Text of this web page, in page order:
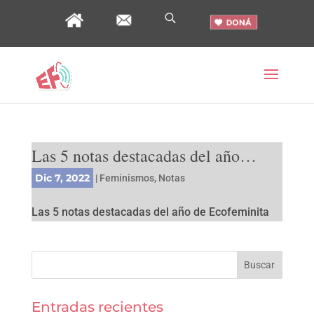
Las 5 notas destacadas del año…
Dic 7, 2022 | Feminismos, Notas
Las 5 notas destacadas del año de Ecofeminita
Entradas recientes